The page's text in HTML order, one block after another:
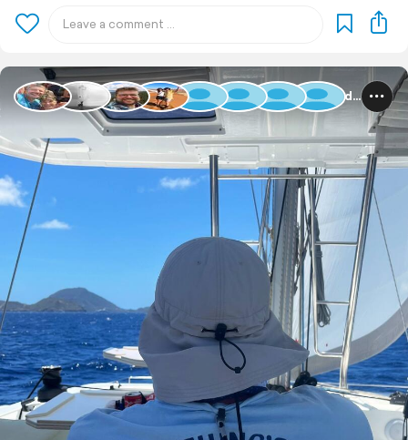
Guadeloupe und Dominica